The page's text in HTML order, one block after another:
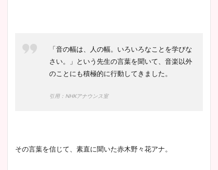
「音の幅は、人の幅。いろいろなことを学びな
さい。」という先生の言葉を聞いて、音楽以外
のことにも積極的に行動してきました。
引用：NHKアナウンス室
その言葉を信じて、素直に聞いた赤木野々花アナ。